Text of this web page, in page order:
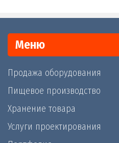
Меню
Продажа оборудования
Пищевое производство
Хранение товара
Услуги проектирования